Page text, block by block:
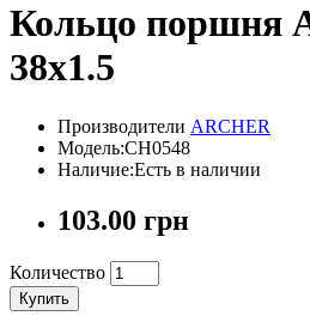
Кольцо поршня
38x1.5
Производители ARCHER
Модель:CH0548
Наличие:Есть в наличии
103.00 грн
Количество
Купить